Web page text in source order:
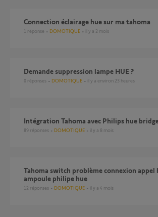
Connection éclairage hue sur ma tahoma
1 réponse DOMOTIQUE il y a 2 mois
Demande suppression lampe HUE ?
0 réponses DOMOTIQUE il y a environ 23 heures
Intégration Tahoma avec Philips hue
89 réponses DOMOTIQUE il y a 8 mois
Tahoma switch problème connexion appel homekit et
ampoule philipe hue
12 réponses DOMOTIQUE il y a 4 mois